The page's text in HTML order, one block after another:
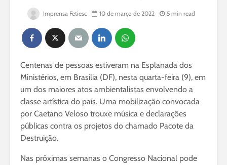
Imprensa Fetiesc 10 de março de 2022 5 min read
Centenas de pessoas estiveram na Esplanada dos
Ministérios, em Brasília (DF), nesta quarta-feira (9), em
um dos maiores atos ambientalistas envolvendo a
classe artística do país. Uma mobilização convocada
por Caetano Veloso trouxe música e declarações
públicas contra os projetos do chamado Pacote da
Destruição.
Nas próximas semanas o Congresso Nacional pode